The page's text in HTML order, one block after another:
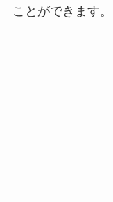
ことができます。